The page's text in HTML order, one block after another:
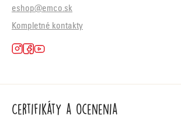
eshop@emco.sk
Kompletné kontakty
Certifikáty a ocenenia